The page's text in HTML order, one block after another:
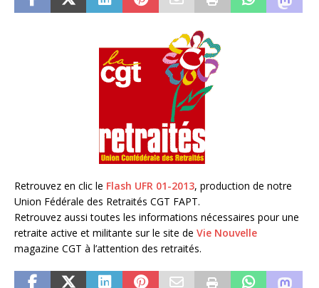
Retrouvez en clic le Flash UFR 01-2013, production de notre
Union Fédérale des Retraités CGT FAPT.
Retrouvez aussi toutes les informations nécessaires pour une
retraite active et militante sur le site de Vie Nouvelle
magazine CGT à l’attention des retraités.